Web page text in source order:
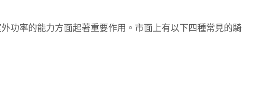
功率的能力方面起著重要作用。市面上有以下四種常見的騎